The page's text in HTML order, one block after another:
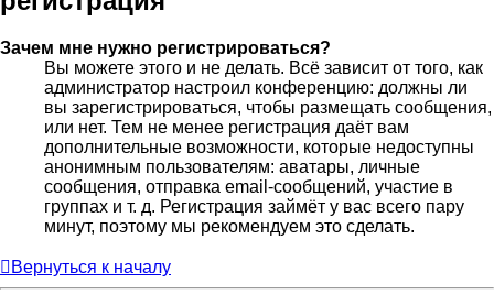
Зачем мне нужно регистрироваться?
Вы можете этого и не делать. Всё зависит от того, как
администратор настроил конференцию: должны ли
вы зарегистрироваться, чтобы размещать сообщения,
или нет. Тем не менее регистрация даёт вам
дополнительные возможности, которые недоступны
анонимным пользователям: аватары, личные
сообщения, отправка email-сообщений, участие в
группах и т. д. Регистрация займёт у вас всего пару
минут, поэтому мы рекомендуем это сделать.
Вернуться к началу